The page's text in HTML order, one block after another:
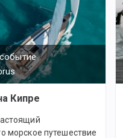
Кипре
морское путешествие